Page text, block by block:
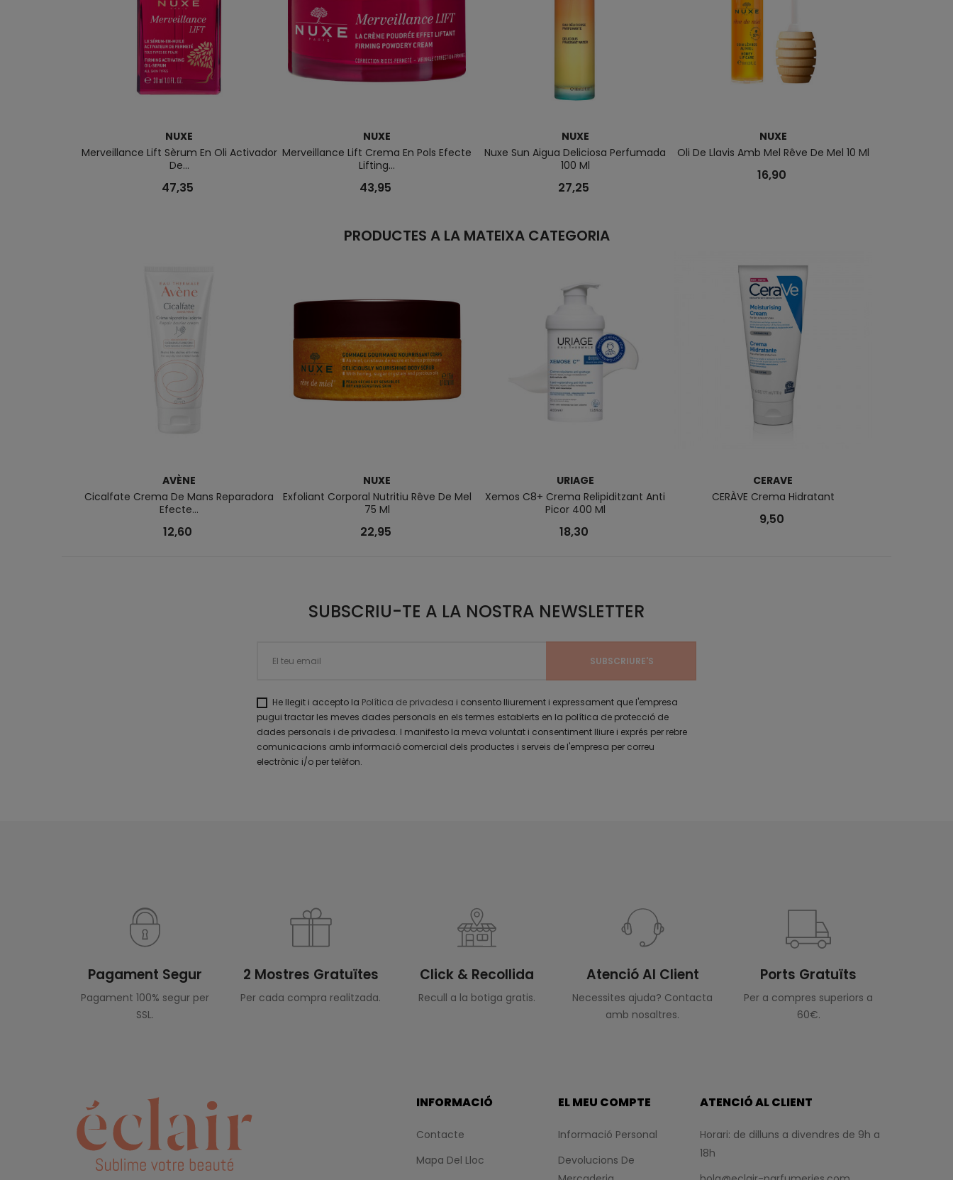
NUXE
Merveillance Lift Sèrum En Oli Activador
De...
47,35
NUXE
Merveillance Lift Crema En Pols Efecte
Lifting...
43,95
NUXE
Nuxe Sun Aigua Deliciosa Perfumada
100 Ml
27,25
NUXE
Oli De Llavis Amb Mel Rêve De Mel 10 Ml
16,90
PRODUCTES A LA MATEIXA CATEGORIA
AVÈNE
Cicalfate Crema De Mans Reparadora
Efecte...
12,60
NUXE
Exfoliant Corporal Nutritiu Rêve De Mel
75 Ml
22,95
URIAGE
Xemos C8+ Crema Relipiditzant Anti
Picor 400 Ml
18,30
CERAVE
CERÀVE Crema Hidratant
9,50
SUBSCRIU-TE A LA NOSTRA NEWSLETTER
He llegit i accepto la Política de privadesa i consento lliurement i expressament que l'empresa
pugui tractar les meves dades personals en els termes establerts en la política de protecció de
dades personals i de privadesa. I manifesto la meva voluntat i consentiment lliure i exprés per rebre
comunicacions amb informació comercial dels productes i serveis de l'empresa per correu
electrònic i/o per telèfon.
Pagament Segur
Pagament 100% segur per
SSL.
2 Mostres Gratuïtes
Per cada compra realitzada.
Click & Recollida
Recull a la botiga gratis.
Atenció Al Client
Necessites ajuda? Contacta
amb nosaltres.
Ports Gratuïts
Per a compres superiors a
60€.
INFORMACIÓ
Contacte
Mapa Del Lloc
EL MEU COMPTE
Informació Personal
Devolucions De
ATENCIÓ AL CLIENT
Horari: de dilluns a divendres de 9h a
18h